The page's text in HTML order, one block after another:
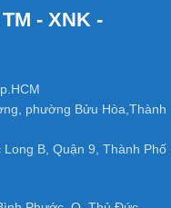
- XNK -
phường Bửu Hòa,Thành
B, Quận 9, Thành Phố